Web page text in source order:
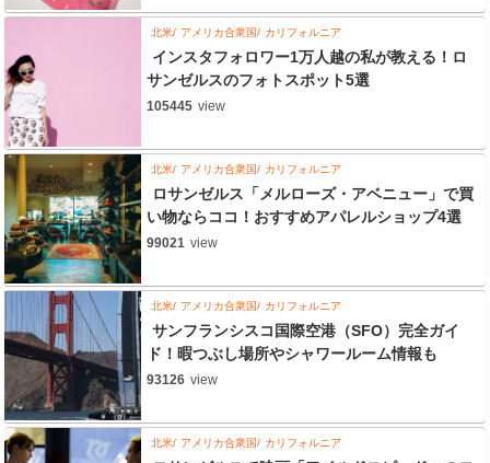
北米 アメリカ合衆国 カリフォルニア
インスタフォロワー1万人越の私が教える！ロ
サンゼルスのフォトスポット5選
105445 view
北米 アメリカ合衆国 カリフォルニア
ロサンゼルス「メルローズ・アベニュー」で買
い物ならココ！おすすめアパレルショップ4選
99021 view
北米 アメリカ合衆国 カリフォルニア
サンフランシスコ国際空港（SFO）完全ガイ
ド！暇つぶし場所やシャワールーム情報も
93126 view
北米 アメリカ合衆国 カリフォルニア